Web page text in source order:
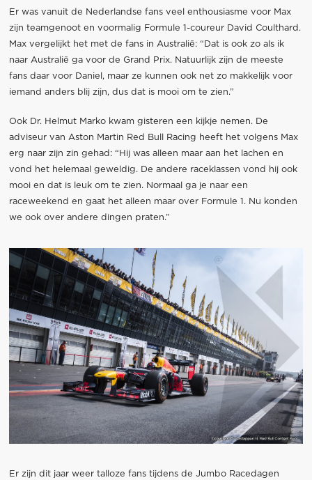
Er was vanuit de Nederlandse fans veel enthousiasme voor Max
zijn teamgenoot en voormalig Formule 1-coureur David Coulthard.
Max vergelijkt het met de fans in Australië: “Dat is ook zo als ik
naar Australië ga voor de Grand Prix. Natuurlijk zijn de meeste
fans daar voor Daniel, maar ze kunnen ook net zo makkelijk voor
iemand anders blij zijn, dus dat is mooi om te zien.”
Ook Dr. Helmut Marko kwam gisteren een kijkje nemen. De
adviseur van Aston Martin Red Bull Racing heeft het volgens Max
erg naar zijn zin gehad: “Hij was alleen maar aan het lachen en
vond het helemaal geweldig. De andere raceklassen vond hij ook
mooi en dat is leuk om te zien. Normaal ga je naar een
raceweekend en gaat het alleen maar over Formule 1. Nu konden
we ook over andere dingen praten.”
Er zijn dit jaar weer talloze fans tijdens de Jumbo Racedagen